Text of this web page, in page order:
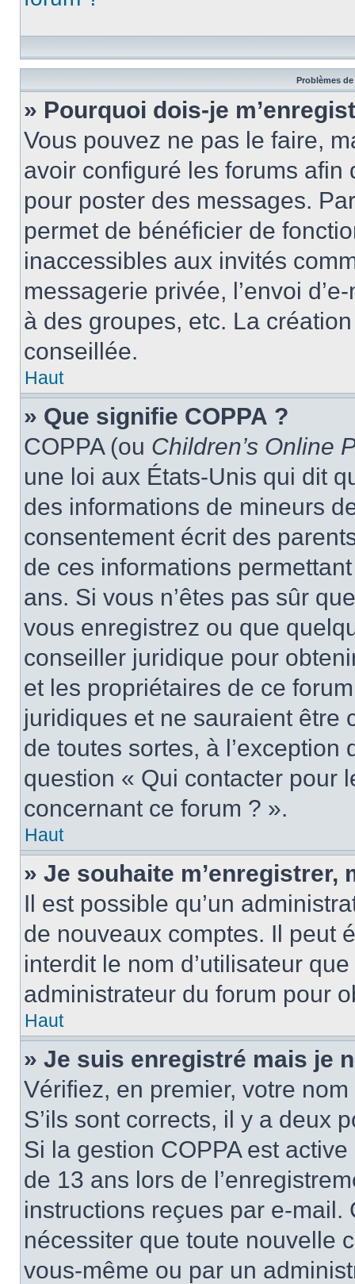
Problèmes
» Pourquoi dois-je
Vous pouvez ne pas le faire,
avoir configuré les forums afin
pour poster des messages.
permet de bénéficier de
inaccessibles aux invités
messagerie privée, l’envoi
à des groupes, etc. La
conseillée.
Haut
» Que signifie COPPA ?
COPPA (ou Children’s Online
une loi aux États-Unis qui dit
des informations de mineurs
consentement écrit des
de ces informations
ans. Si vous n’êtes pas sûr
vous enregistrez ou que
conseiller juridique pour
et les propriétaires de ce
juridiques et ne sauraient être
de toutes sortes, à
question « Qui contacter pour
concernant ce forum ? ».
Haut
» Je souhaite m’enregistrer,
Il est possible qu’un
de nouveaux comptes. Il peut
interdit le nom d’utilisateur
administrateur du forum pour
Haut
» Je suis enregistré mais je
Vérifiez, en premier, votre
S’ils sont corrects, il y a deux
Si la gestion COPPA est
de 13 ans lors de
instructions reçues par e-
nécessiter que toute nouvelle
vous-même ou par un